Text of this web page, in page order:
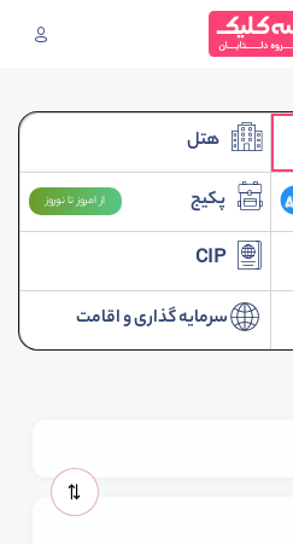
هتل
پکیج از امروز تا نوروز
CIP
سرمایه گذاری و اقامت